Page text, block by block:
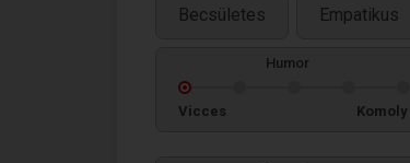
Becsületes Empatikus
Humor
Vicces Komoly